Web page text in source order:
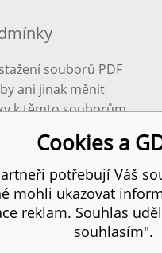
souborů PDF
ani jinak měnit
k těmto souborům.
Cookies a
potřebují Váš
mohli ukazovat
reklam. Souhlas
souhlasím".